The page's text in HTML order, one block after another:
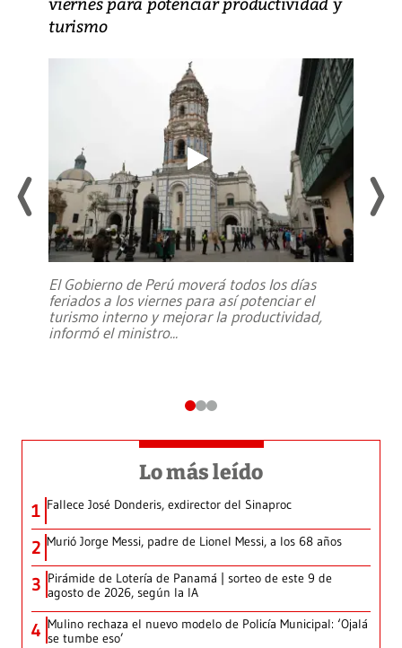
turismo
El Gobierno de Perú moverá todos los días
feriados a los viernes para así potenciar el
turismo interno y mejorar la productividad,
informó el ministro...
Lo más leído
1 Fallece José Donderis, exdirector del Sinaproc
2 Murió Jorge Messi, padre de Lionel Messi, a los 68 años
3 Pirámide de Lotería de Panamá | sorteo de este 9 de
agosto de 2026, según la IA
4 Mulino rechaza el nuevo modelo de Policía Municipal: ‘Ojalá
se tumbe eso’